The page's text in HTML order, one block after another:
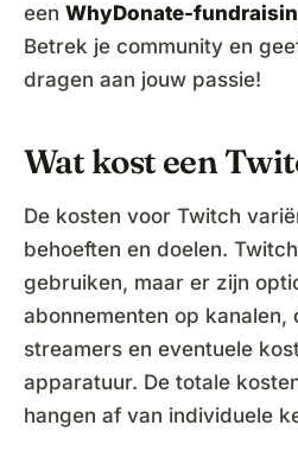
een WhyDonate-
Betrek je community en
dragen aan jouw passie!
Wat kost een
De kosten voor Twitch
behoeften en doelen.
gebruiken, maar er zijn
abonnementen op kanalen,
streamers en eventuele
apparatuur. De totale
hangen af van individuele